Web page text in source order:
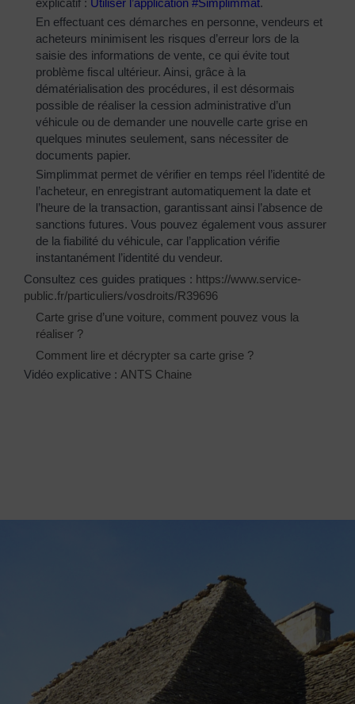
En effectuant ces démarches en personne, vendeurs et
acheteurs minimisent les risques d’erreur lors de la
saisie des informations de vente, ce qui évite tout
problème fiscal ultérieur. Ainsi, grâce à la
dématérialisation des procédures, il est désormais
possible de réaliser la cession administrative d’un
véhicule ou de demander une nouvelle carte grise en
quelques minutes seulement, sans nécessiter de
documents papier.
Simplimmat permet de vérifier en temps réel l’identité de
l’acheteur, en enregistrant automatiquement la date et
l’heure de la transaction, garantissant ainsi l’absence de
sanctions futures. Vous pouvez également vous assurer
de la fiabilité du véhicule, car l’application vérifie
instantanément l’identité du vendeur.
Consultez ces guides pratiques : https://www.service-
public.fr/particuliers/vosdroits/R39696
Carte grise d’une voiture, comment pouvez vous la
réaliser ?
Comment lire et décrypter sa carte grise ?
Vidéo explicative : ANTS Chaine